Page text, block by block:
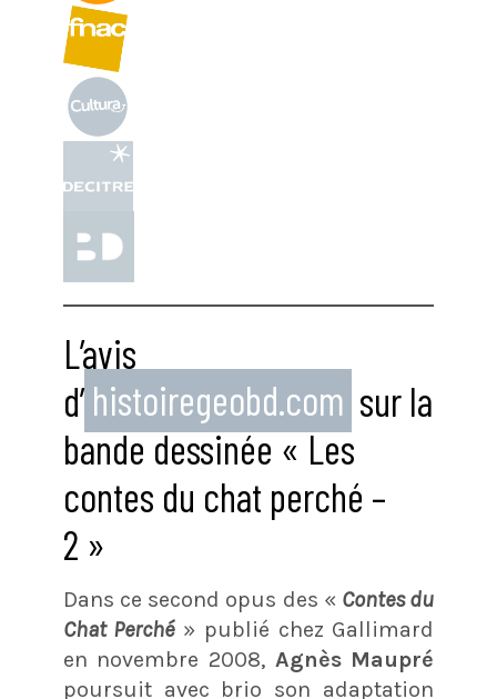
L’avis
d’ histoiregeobd.com sur la
bande dessinée « Les
contes du chat perché –
2 »
Dans ce second opus des « Contes du
Chat Perché» publié chez Gallimard
en novembre 2008, Agnès Maupré
poursuit avec brio son adaptation